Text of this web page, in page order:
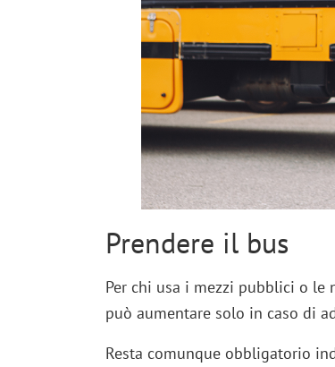
Prendere il bus
Per chi usa i mezzi pubblici o le
può aumentare solo in caso di
Resta comunque obbligatorio